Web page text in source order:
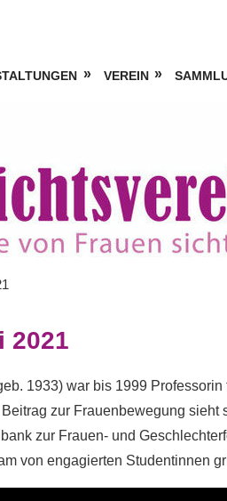
VEREIN
2021
1933) war bis 1999
zur Frauenbewegung sieht
zur Frauen- und
von engagierten Studentinnen